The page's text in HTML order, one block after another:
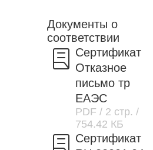
Документы о
соответствии
Сертификат
Отказное
письмо тр
ЕАЭС
PDF / 2 стр. /
754.42 КБ
Сертификат